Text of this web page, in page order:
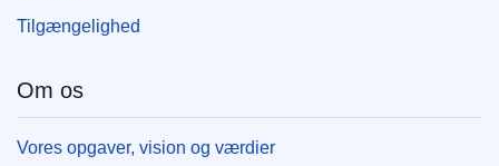
Tilgængelighed
Om os
Vores opgaver, vision og værdier